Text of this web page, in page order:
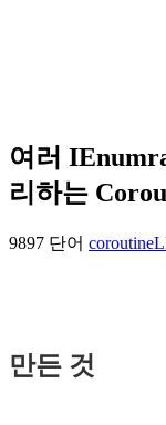
여러
리하는
9897 단어 coroutine
만든 것